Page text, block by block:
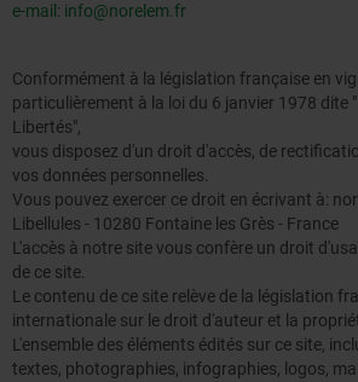
e-mail: info@norelem.fr
Conformément à la législation française en
particulièrement à la loi du 6 janvier 1978 dite
Libertés",
vous disposez d'un droit d'accès, de
vos données personnelles.
Vous pouvez exercer ce droit en écrivant à:
Libellules - 10280 Fontaine les Grès - France
L'accès à notre site vous confère un droit
de ce site.
Le contenu de ce site relève de la législation
internationale sur le droit d'auteur et la
L'ensemble des éléments édités sur ce site,
textes, photographies, infographies, logos,